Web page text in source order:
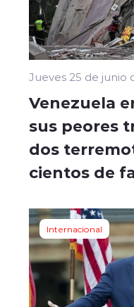
Jueves 25 de junio
Venezuela
sus peores
dos
cientos de
Internacional